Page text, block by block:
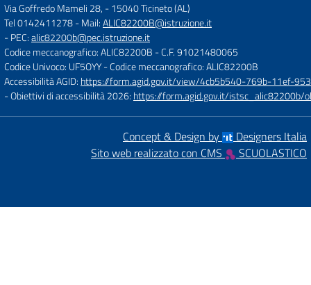
Via Goffredo Mameli 28, -15040 Ticineto (AL)
Tel 0142411278- Mail:ALIC82200B@istruzione.it
- PEC:alic82200b@pec.istruzione.it
Codice meccanografico: ALIC82200B - C.F. 91021480065
Codice Univoco: UF5OYY- Codice meccanografico: ALIC82200B
Accessibilità AGID: https://form.agid.gov.it/view/4cb5b540-769b-11ef-
- Obiettivi di accessibilità 2026: https://form.agid.gov.it/
Concept & Design by
Designers Italia
Sito web realizzato con CMS
SCUOLASTICO